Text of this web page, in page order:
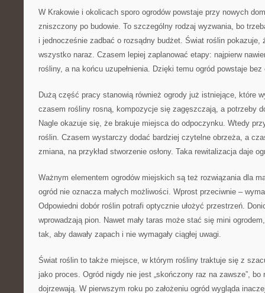
W Krakowie i okolicach sporo ogrodów powstaje przy nowych
zniszczony po budowie. To szczególny rodzaj wyzwania, bo
i jednocześnie zadbać o rozsądny budżet. Świat roślin pokazuje,
wszystko naraz. Czasem lepiej zaplanować etapy: najpierw
rośliny, a na końcu uzupełnienia. Dzięki temu ogród powstaje bez
Dużą część pracy stanowią również ogrody już istniejące, które
czasem rośliny rosną, kompozycje się zagęszczają, a potrzeby
Nagle okazuje się, że brakuje miejsca do odpoczynku. Wtedy
roślin. Czasem wystarczy dodać bardziej czytelne obrzeża, a
zmiana, na przykład stworzenie osłony. Taka rewitalizacja daje
Ważnym elementem ogrodów miejskich są też rozwiązania dla
ogród nie oznacza małych możliwości. Wprost przeciwnie –
Odpowiedni dobór roślin potrafi optycznie ułożyć przestrzeń.
wprowadzają pion. Nawet mały taras może stać się mini
tak, aby dawały zapach i nie wymagały ciągłej uwagi.
Świat roślin to także miejsce, w którym rośliny traktuje się z
jako proces. Ogród nigdy nie jest „skończony raz na zawsze”,
dojrzewają. W pierwszym roku po założeniu ogród wygląda